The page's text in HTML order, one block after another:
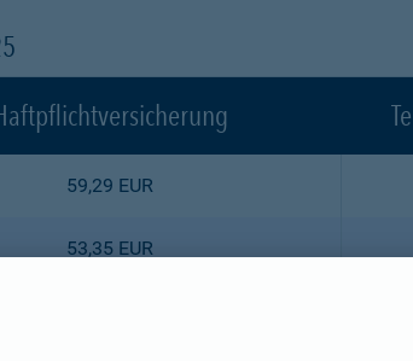
59,29 EUR
53,35 EUR